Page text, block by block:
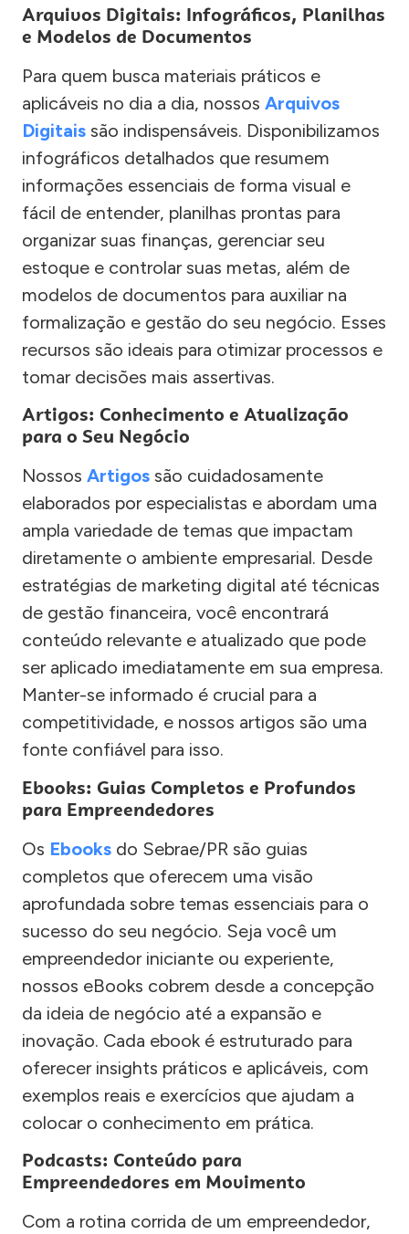
Arquivos Digitais: Infográficos, Planilhas
e Modelos de Documentos
Para quem busca materiais práticos e
aplicáveis no dia a dia, nossos Arquivos
Digitais são indispensáveis. Disponibilizamos
infográficos detalhados que resumem
informações essenciais de forma visual e
fácil de entender, planilhas prontas para
organizar suas finanças, gerenciar seu
estoque e controlar suas metas, além de
modelos de documentos para auxiliar na
formalização e gestão do seu negócio. Esses
recursos são ideais para otimizar processos e
tomar decisões mais assertivas.
Artigos: Conhecimento e Atualização
para o Seu Negócio
Nossos Artigos são cuidadosamente
elaborados por especialistas e abordam uma
ampla variedade de temas que impactam
diretamente o ambiente empresarial. Desde
estratégias de marketing digital até técnicas
de gestão financeira, você encontrará
conteúdo relevante e atualizado que pode
ser aplicado imediatamente em sua empresa.
Manter-se informado é crucial para a
competitividade, e nossos artigos são uma
fonte confiável para isso.
Ebooks: Guias Completos e Profundos
para Empreendedores
Os Ebooks do Sebrae/PR são guias
completos que oferecem uma visão
aprofundada sobre temas essenciais para o
sucesso do seu negócio. Seja você um
empreendedor iniciante ou experiente,
nossos eBooks cobrem desde a concepção
da ideia de negócio até a expansão e
inovação. Cada ebook é estruturado para
oferecer insights práticos e aplicáveis, com
exemplos reais e exercícios que ajudam a
colocar o conhecimento em prática.
Podcasts: Conteúdo para
Empreendedores em Movimento
Com a rotina corrida de um empreendedor,